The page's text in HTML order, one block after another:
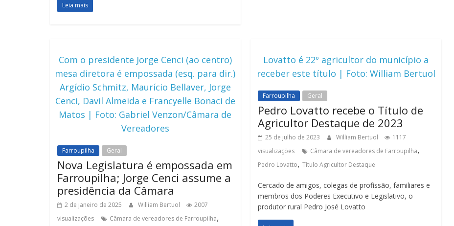
Leia mais
Com o presidente Jorge Cenci (ao centro)
mesa diretora é empossada (esq. para dir.)
Argídio Schmitz, Maurício Bellaver, Jorge
Cenci, Davil Almeida e Francyelle Bonaci de
Matos | Foto: Gabriel Venzon/Câmara de
Vereadores
Farroupilha Geral
Nova Legislatura é empossada em
Farroupilha; Jorge Cenci assume a
presidência da Câmara
2 de janeiro de 2025 William Bertuol
2007
visualizações
Câmara de vereadores de Farroupilha,
Lovatto é 22º agricultor do município a
receber este título | Foto: William Bertuol
Farroupilha Geral
Pedro Lovatto recebe o Título de
Agricultor Destaque de 2023
25 de julho de 2023 William Bertuol
1117
visualizações
Câmara de vereadores de Farroupilha,
Pedro Lovatto,Título Agricultor Destaque
Cercado de amigos, colegas de profissão, familiares e
membros dos Poderes Executivo e Legislativo, o
produtor rural Pedro José Lovatto